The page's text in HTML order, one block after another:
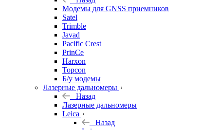
Модемы для GNSS приемников
Satel
Trimble
Javad
Pacific Crest
PrinCe
Harxon
Topcon
Б/у модемы
Лазерные дальномеры
Назад
Лазерные дальномеры
Leica
Назад